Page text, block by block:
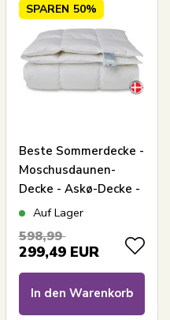
SPAREN 50%
Beste Sommerdecke -
Moschusdaunen-
Decke - Askø-Decke -
200x220 cm - Quilts
Auf Lager
598,99
299,49 EUR
In den Warenkorb